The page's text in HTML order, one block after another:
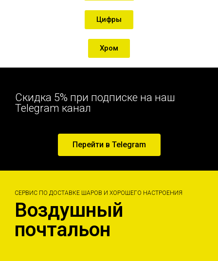
Цифры
Хром
Скидка 5% при подписке на наш
Telegram канал
Перейти в Telegram
СЕРВИС ПО ДОСТАВКЕ ШАРОВ И ХОРОШЕГО НАСТРОЕНИЯ
Воздушный
почтальон